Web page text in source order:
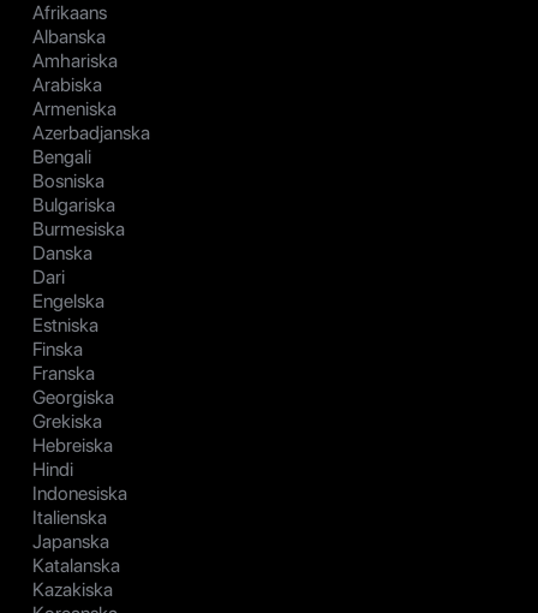
Afrikaans
Albanska
Amhariska
Arabiska
Armeniska
Azerbadjanska
Bengali
Bosniska
Bulgariska
Burmesiska
Danska
Dari
Engelska
Estniska
Finska
Franska
Georgiska
Grekiska
Hebreiska
Hindi
Indonesiska
Italienska
Japanska
Katalanska
Kazakiska